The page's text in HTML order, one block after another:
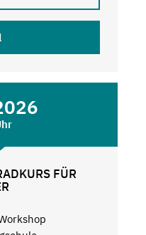
FÜR